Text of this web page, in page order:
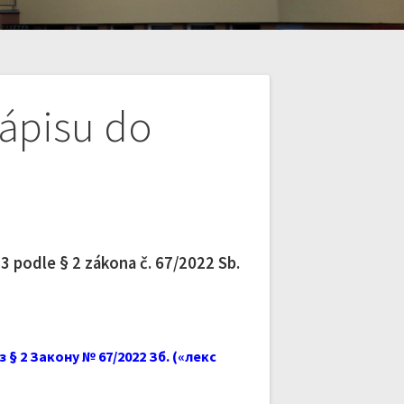
do
§ 2 zákona č. 67/2022 Sb.
§ 2Закону № 67/2022 Зб. («лекс